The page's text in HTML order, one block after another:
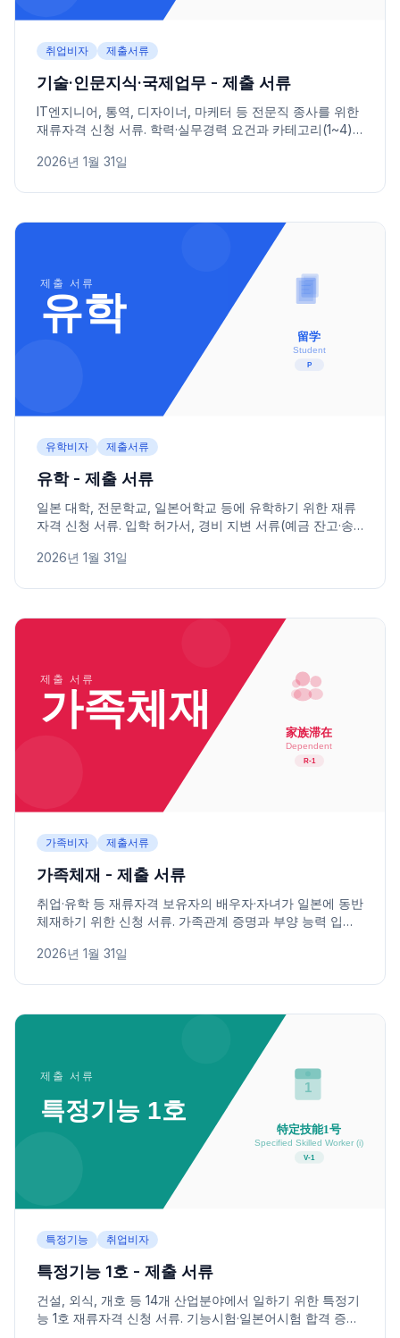
취업비자 제출서류
기술·인문지식·국제업무 - 제출 서류
IT엔지니어, 통역, 디자이너, 마케터 등 전문직 종사를 위한
재류자격 신청 서류. 학력·실무경력 요건과 카테고리(1~4)
2026년 1월 31일
유학비자 제출서류
유학 - 제출 서류
일본 대학, 전문학교, 일본어학교 등에 유학하기 위한 재류
자격 신청 서류. 입학 허가서, 경비 지변 서류(예금 잔고·송
2026년 1월 31일
가족비자 제출서류
가족체재 - 제출 서류
취업·유학 등 재류자격 보유자의 배우자·자녀가 일본에 동반
체재하기 위한 신청 서류. 가족관계 증명과 부양 능력 입증
2026년 1월 31일
특정기능 취업비자
특정기능 1호 - 제출 서류
건설, 외식, 개호 등 14개 산업분야에서 일하기 위한 특정기
능 1호 재류자격 신청 서류. 기능시험·일본어시험 합격 증명,